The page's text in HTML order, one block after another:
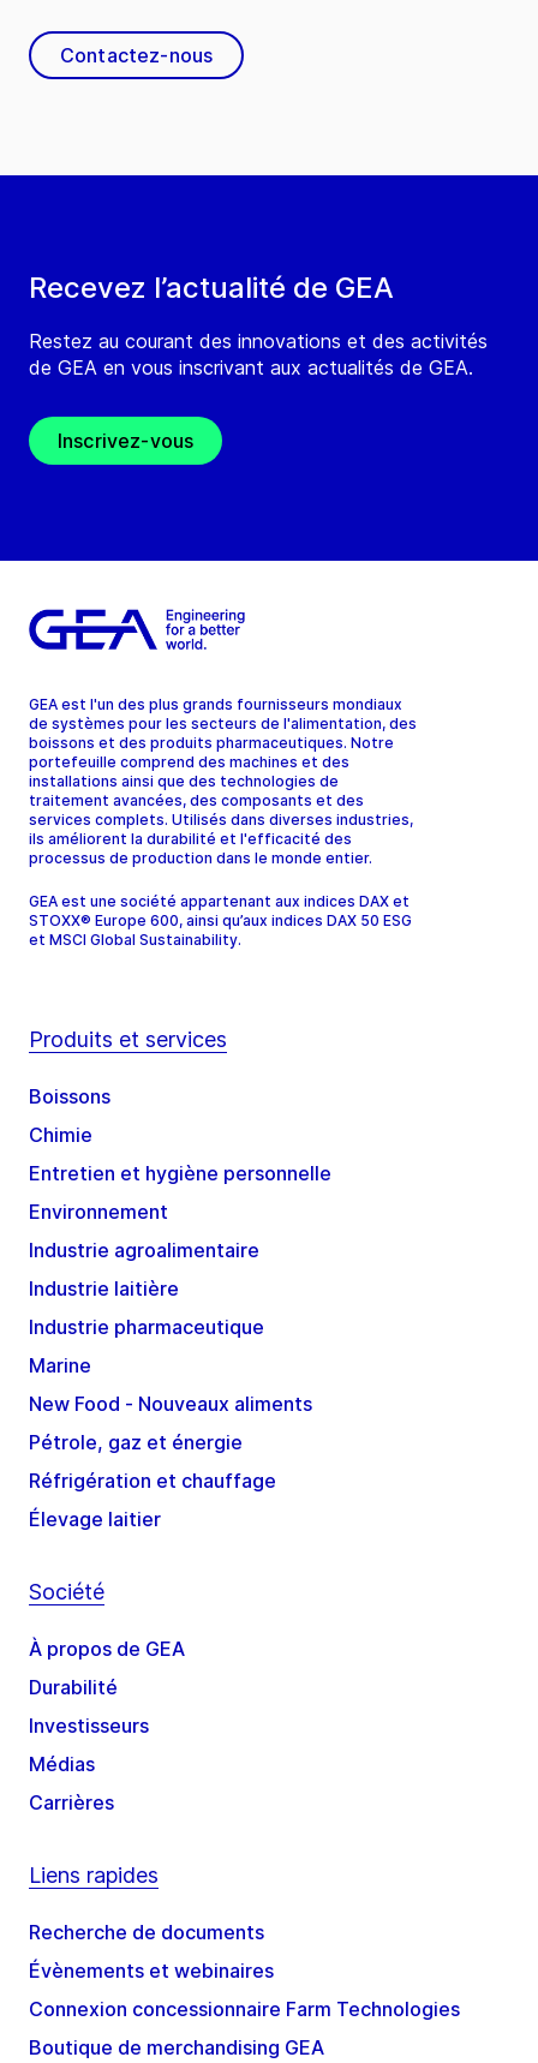
Recevez l’actualité de GEA
Restez au courant des innovations et des activités
de GEA en vous inscrivant aux actualités de GEA.
Inscrivez-vous
Contactez-nous
GEA est l'un des plus grands fournisseurs mondiaux
de systèmes pour les secteurs de l'alimentation, des
boissons et des produits pharmaceutiques. Notre
portefeuille comprend des machines et des
installations ainsi que des technologies de
traitement avancées, des composants et des
services complets. Utilisés dans diverses industries,
ils améliorent la durabilité et l'efficacité des
processus de production dans le monde entier.
GEA est une société appartenant aux indices DAX et
STOXX® Europe 600, ainsi qu’aux indices DAX 50 ESG
et MSCI Global Sustainability.
Produits et services
Boissons
Chimie
Entretien et hygiène personnelle
Environnement
Industrie agroalimentaire
Industrie laitière
Industrie pharmaceutique
Marine
New Food - Nouveaux aliments
Pétrole, gaz et énergie
Réfrigération et chauffage
Élevage laitier
Société
À propos de GEA
Durabilité
Investisseurs
Médias
Carrières
Liens rapides
Recherche de documents
Évènements et webinaires
Connexion concessionnaire Farm Technologies
Boutique de merchandising GEA